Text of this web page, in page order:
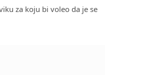
za koju bi voleo da je se